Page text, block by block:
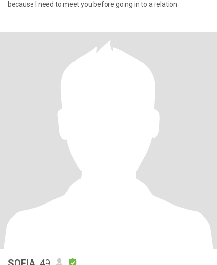
because I need to meet you before going in to a relation